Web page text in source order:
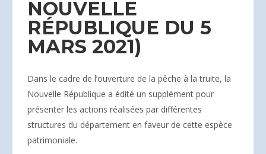
NOUVELLE
RÉPUBLIQUE DU 5
MARS 2021)
Dans le cadre de l’ouverture de la pêche à la truite, la
Nouvelle République a édité un supplément pour
présenter les actions réalisées par différentes
structures du département en faveur de cette espèce
patrimoniale.